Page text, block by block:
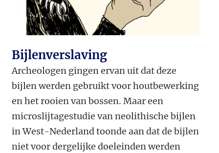
Bijlenverslaving
Archeologen gingen ervan uit dat deze
bijlen werden gebruikt voor houtbewerking
en het rooien van bossen. Maar een
microslijtagestudie van neolithische bijlen
in West-Nederland toonde aan dat de bijlen
niet voor dergelijke doeleinden werden